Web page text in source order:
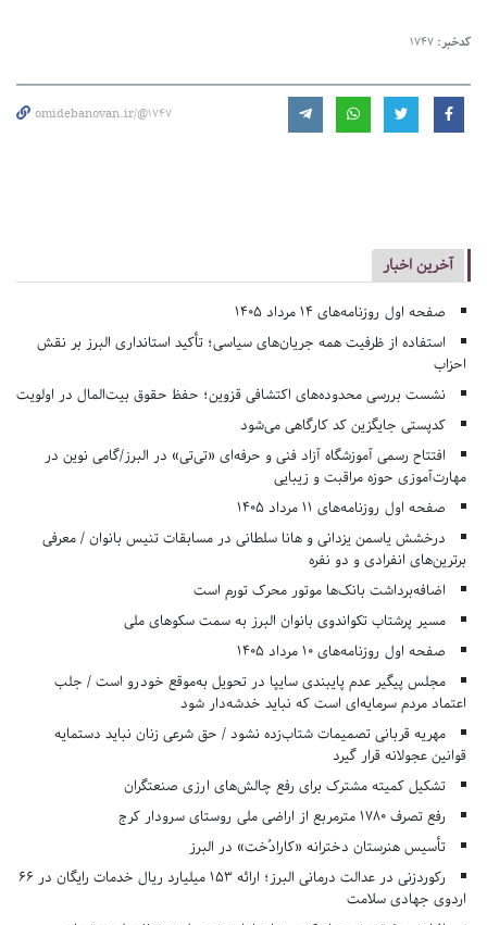
کدخبر: 1747
omidebanovan.ir/@1747
آخرین اخبار
صفحه اول روزنامه‌های 14 مرداد 1405
استفاده از ظرفیت همه جریان‌های سیاسی؛ تأکید استانداری البرز بر نقش
احزاب
نشست بررسی محدوده‌های اکتشافی قزوین؛ حفظ حقوق بیت‌المال در اولویت
کدپستی جایگزین کد کارگاهی می‌شود
افتتاح رسمی آموزشگاه آزاد فنی و حرفه‌ای «تی‌تی» در البرز/گامی نوین در
مهارت‌آموزی حوزه مراقبت و زیبایی
صفحه اول روزنامه‌های 11 مرداد 1405
درخشش یاسمن یزدانی و هانا سلطانی در مسابقات تنیس بانوان / معرفی
برترین‌های انفرادی و دو نفره
اضافه‌برداشت بانک‌ها موتور محرک تورم است
مسیر پرشتاب تکواندوی بانوان البرز به سمت سکوهای ملی
صفحه اول روزنامه‌های 10 مرداد 1405
مجلس پیگیر عدم پایبندی سایپا در تحویل به‌موقع خودرو است / جلب
اعتماد مردم سرمایه‌ای است که نباید خدشه‌دار شود
مهریه قربانی تصمیمات شتاب‌زده نشود / حق شرعی زنان نباید دستمایه
قوانین عجولانه قرار گیرد
تشکیل کمیته مشترک برای رفع چالش‌های ارزی صنعتگران
رفع تصرف ۱۷۸۰ مترمربع از اراضی ملی روستای سرودار کرج
تأسیس هنرستان دخترانه «کارادُخت» در البرز
رکوردزنی در عدالت درمانی البرز؛ ارائه ۱۵۳ میلیارد ریال خدمات رایگان در ۶۶
اردوی جهادی سلامت